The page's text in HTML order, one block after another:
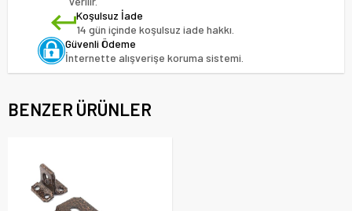
Koşulsuz İade
14 gün içinde koşulsuz iade hakkı.
Güvenli Ödeme
İnternette alışverişe koruma sistemi.
BENZER ÜRÜNLER